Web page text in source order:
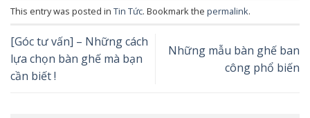
This entry was posted in Tin Tức. Bookmark the permalink.
[Góc tư vấn] – Những cách
lựa chọn bàn ghế mà bạn
cần biết !
Những mẫu bàn ghế ban
công phổ biến